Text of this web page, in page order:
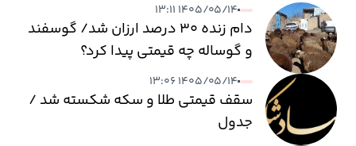
۱۴۰۵/۰۵/۱۴ ۱۳:۱۱
دام زنده ۳۰ درصد ارزان شد/ گوسفند
و گوساله چه قیمتی پیدا کرد؟
۱۴۰۵/۰۵/۱۴ ۱۳:۰۶
سقف قیمتی طلا و سکه شکسته شد /
جدول